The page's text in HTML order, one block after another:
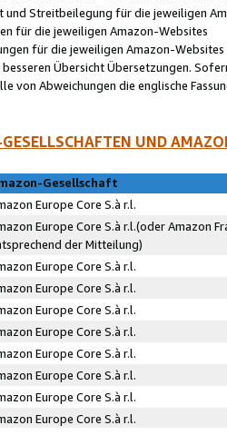
und Streitbeilegung für die jeweiligen
für die jeweiligen Amazon-Websites
für die jeweiligen Amazon-Websites
Übersicht Übersetzungen.
von Abweichungen die englische
UND
Gesellschaft
Europe Core S.à r.l.
Europe Core S.à r.l.(oder Amazon
der Mitteilung)
Europe Core S.à r.l.
Europe Core S.à r.l.
Europe Core S.à r.l.
Europe Core S.à r.l.
Europe Core S.à r.l.
Europe Core S.à r.l.
Europe Core S.à r.l.
Europe Core S.à r.l.